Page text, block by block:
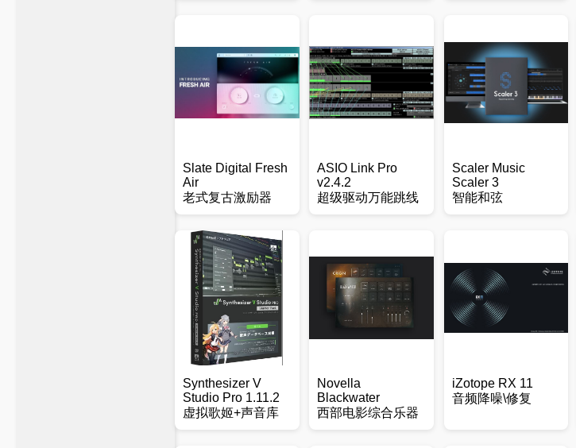
Slate Digital Fresh
Air
老式复古激励器
ASIO Link Pro
v2.4.2
超级驱动万能跳线
Scaler Music
Scaler 3
智能和弦
Synthesizer V
Studio Pro 1.11.2
虚拟歌姬+声音库
Novella
Blackwater
西部电影综合乐器
iZotope RX 11
音频降噪\修复